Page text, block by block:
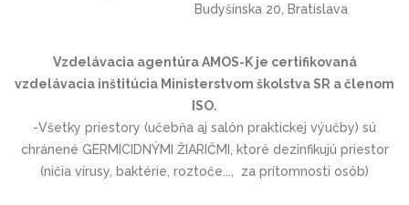
Budyšínska 20, Bratislava
Vzdelávacia agentúra AMOS-K je certifikovaná
vzdelávacia inštitúcia Ministerstvom školstva SR a členom
ISO.
-Všetky priestory (učebňa aj salón praktickej výučby) sú
chránené GERMICIDNÝMI ŽIARIČMI, ktoré dezinfikujú priestor
(ničia vírusy, baktérie, roztoče..., za prítomnosti osôb)